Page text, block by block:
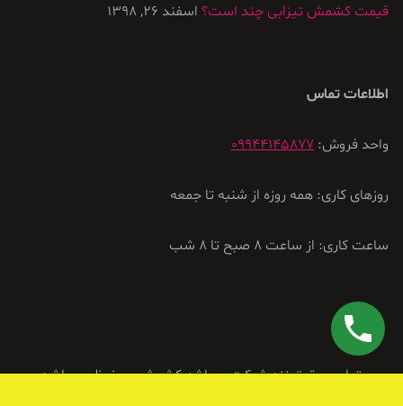
قیمت کشمش تیزابی چند است؟ اسفند 26, 1398
اطلاعات تماس
واحد فروش: 09944145877
روزهای کاری: همه روزه از شنبه تا جمعه
ساعت کاری: از ساعت 8 صبح تا 8 شب
تمامی حقوق نزد شرکت میراشه کشمش محفوظ می باشد